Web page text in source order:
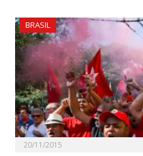
BRASIL
20/11/2015